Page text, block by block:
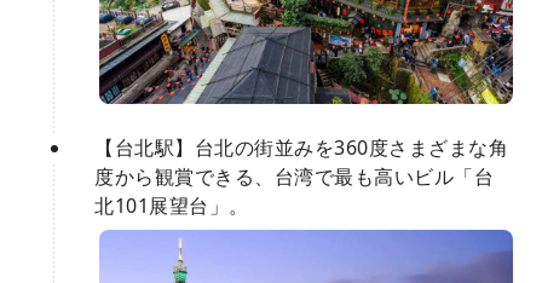
【台北駅】台北の街並みを360度さまざまな角
度から観賞できる、台湾で最も高いビル「台
北101展望台」。